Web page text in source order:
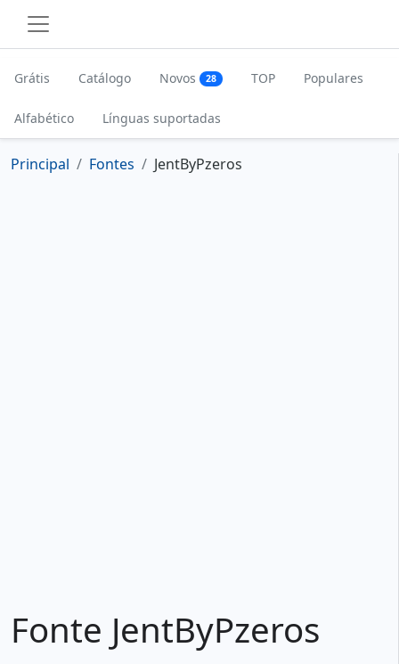
Grátis Catálogo Novos 28 TOP Populares
Alfabético Línguas suportadas
Principal Fontes JentByPzeros
Fonte JentByPzeros